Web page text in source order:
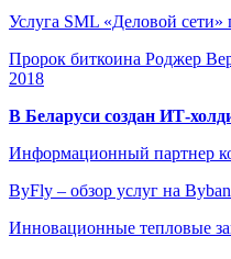
Услуга SML «Деловой сети»
Пророк биткоина Роджер
2018
В Беларуси создан ИТ-
Информационный партнер
ByFly – обзор услуг на
Инновационные тепловые